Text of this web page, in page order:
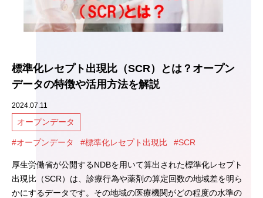
標準化レセプト出現比（SCR）とは？オープン
データの特徴や活用方法を解説
2024.07.11
オープンデータ
#オープンデータ #標準化レセプト出現比 #SCR
厚生労働省が公開するNDBを用いて算出された標準化レセプト
出現比（SCR）は、診療行為や薬剤の算定回数の地域差を明ら
かにするデータです。その地域の医療機関がどの程度の水準の